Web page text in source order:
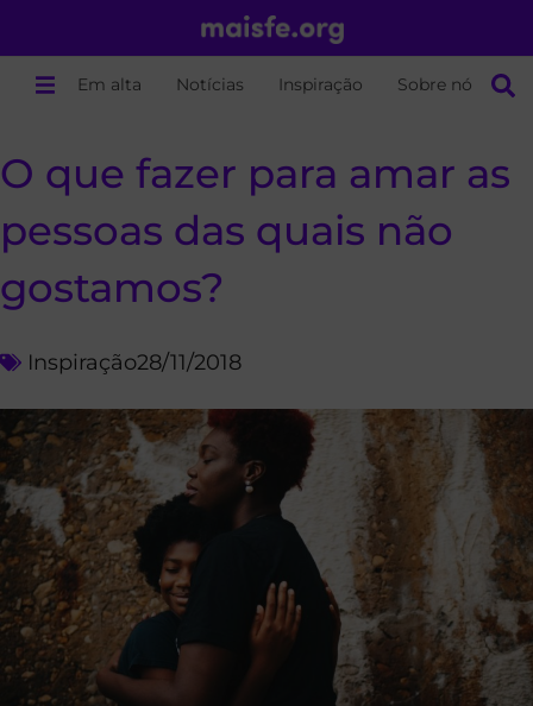
Em alta Notícias Inspiração Sobre nós
O que fazer para amar as
pessoas das quais não
gostamos?
Inspiração28/11/2018